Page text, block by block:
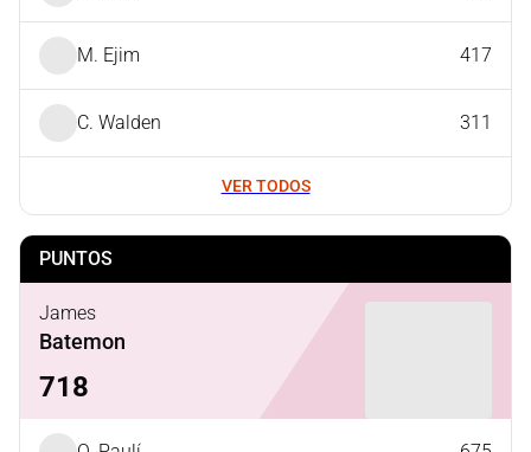
M. Ejim 417
C. Walden 311
VER TODOS
PUNTOS
James
Batemon
718